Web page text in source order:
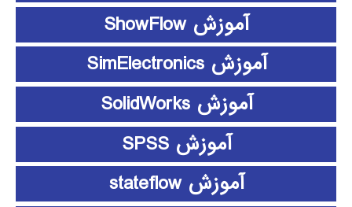
آموزش ShowFlow
آموزش SimElectronics
آموزش SolidWorks
آموزش SPSS
آموزش stateflow